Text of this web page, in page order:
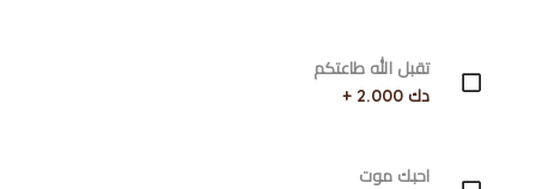
تقبل الله طاعتكم
دك 2.000 +
احبك موت